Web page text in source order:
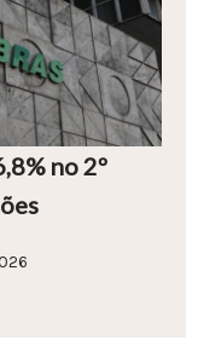
no 2º